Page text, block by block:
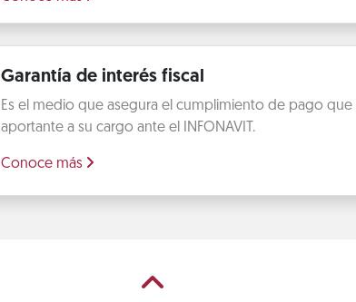
Garantía de interés fiscal
Es el medio que asegura el cumplimiento de pago
aportante a su cargo ante el INFONAVIT.
Conoce más